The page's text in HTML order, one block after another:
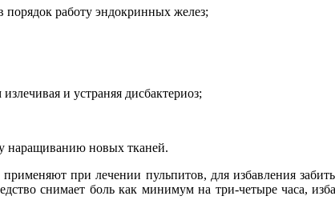
порядок работу эндокринных желез;
и устраняя дисбактериоз;
наращиванию новых тканей.
при лечении пульпитов, для избавления
снимает боль как минимум на три-четыре часа,